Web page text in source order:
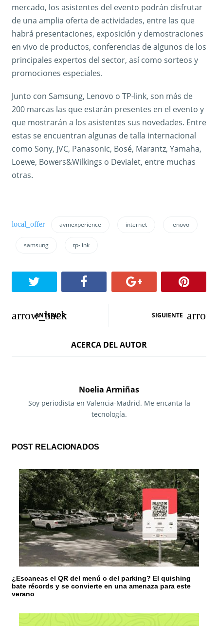
mercado, los asistentes del evento podrán disfrutar
de una amplia oferta de actividades, entre las que
habrá presentaciones, exposición y demostraciones
en vivo de productos, conferencias de algunos de los
principales expertos del sector, así como sorteos y
promociones especiales.
Junto con Samsung, Lenovo o TP-link, son más de
200 marcas las que estarán presentes en el evento y
que mostrarán a los asistentes sus novedades. Entre
estas se encuentran algunas de talla internacional
como Sony, JVC, Panasonic, Bosé, Marantz, Yamaha,
Loewe, Bowers&Wilkings o Devialet, entre muchas
otras.
avmexperience internet lenovo
samsung tp-link
N
i
n
d
e
e
n
t
r
a
ANTERIOR SIGUIENTE
ACERCA DEL AUTOR
Noelia Armiñas
Soy periodista en Valencia-Madrid. Me encanta la
tecnología.
POST RELACIONADOS
¿Escaneas el QR del menú o del parking? El quishing
bate récords y se convierte en una amenaza para este
verano